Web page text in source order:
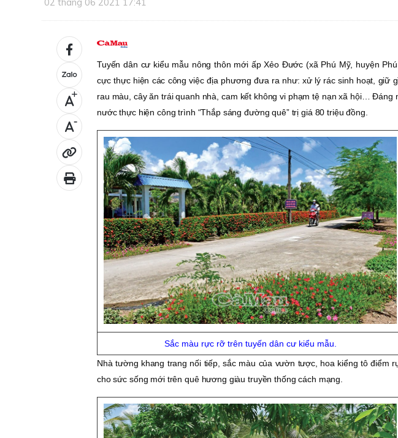
+
-
Tuyến dân cư kiểu mẫu nông thôn mới ấp Xẻo Ðước (xã Phú Mỹ, huyện
cực thực hiện các công việc địa phương đưa ra như: xử lý rác sinh hoạt, giữ
rau màu, cây ăn trái quanh nhà, cam kết không vi phạm tệ nạn xã hội… Ðáng
nước thực hiện công trình “Thắp sáng đường quê” trị giá 80 triệu đồng.
Sắc màu rực rỡ trên tuyến dân cư kiểu mẫu.
Nhà tường khang trang nối tiếp, sắc màu của vườn tược, hoa kiểng tô điểm
cho sức sống mới trên quê hương giàu truyền thống cách mạng.